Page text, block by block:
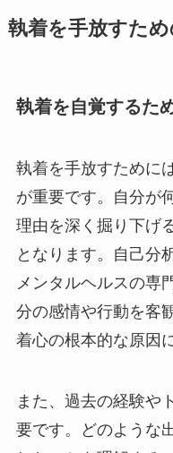
執着を手放すた
執着を自覚するた
執着を手放すために
が重要です。自分が
理由を深く掘り下げ
となります。自己分
メンタルヘルスの専
分の感情や行動を客
着心の根本的な原因
また、過去の経験や
要です。どのような